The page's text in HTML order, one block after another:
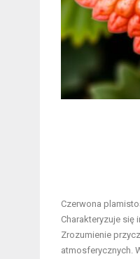
Czerwona
Charakteryzuje się
Zrozumienie
atmosferycznych.